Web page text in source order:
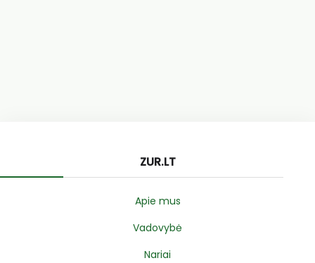
ZUR.LT
Apie mus
Vadovybė
Nariai